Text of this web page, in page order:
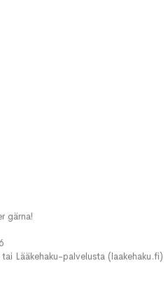
gärna!
Lääkehaku-palvelusta (laakehaku.fi)